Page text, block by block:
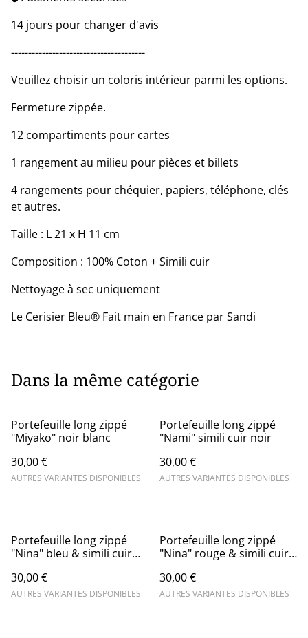
14 jours pour changer d'avis
---------------------------------------
Veuillez choisir un coloris intérieur parmi les options.
Fermeture zippée.
12 compartiments pour cartes
1 rangement au milieu pour pièces et billets
4 rangements pour chéquier, papiers, téléphone, clés
et autres.
Taille : L 21 x H 11 cm
Composition : 100% Coton + Simili cuir
Nettoyage à sec uniquement
Le Cerisier Bleu® Fait main en France par Sandi
Dans la même catégorie
Portefeuille long zippé
"Miyako" noir blanc
30,00 €
AUTRES VARIANTES DISPONIBLES
Portefeuille long zippé
"Nami" simili cuir noir
30,00 €
AUTRES VARIANTES DISPONIBLES
Portefeuille long zippé
"Nina" bleu & simili cuir
30,00 €
AUTRES VARIANTES DISPONIBLES
Portefeuille long zippé
"Nina" rouge & simili cuir
30,00 €
AUTRES VARIANTES DISPONIBLES